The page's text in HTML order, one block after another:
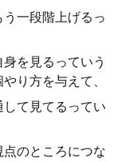
一段階上げるっ
を見るっていう
り方を与えて、
て見てるってい
のところにつな